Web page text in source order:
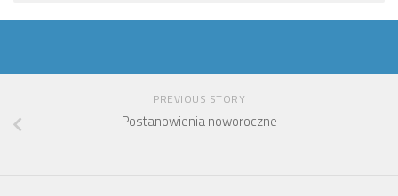
PREVIOUS STORY
Postanowienia noworoczne